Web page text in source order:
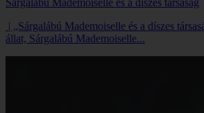
Sárgalábú Mademoiselle és a díszes társaság
| „Sárgalábú Mademoiselle és a díszes
állat, Sárgalábú Mademoiselle...